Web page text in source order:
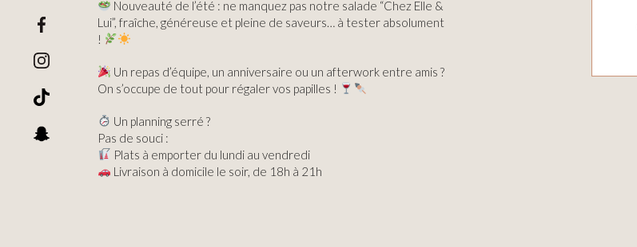
Nouveauté de l’été : ne manquez pas notre salade “Chez Elle &
Lui”, fraîche, généreuse et pleine de saveurs… à tester absolument
!
Un repas d’équipe, un anniversaire ou un afterwork entre amis ?
On s’occupe de tout pour régaler vos papilles !
Un planning serré ?
Pas de souci :
Plats à emporter du lundi au vendredi
Livraison à domicile le soir, de 18h à 21h